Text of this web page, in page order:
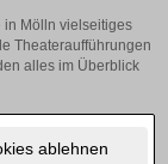
ablehnen
in Mölln vielseitiges
Theateraufführungen
alles im Überblick